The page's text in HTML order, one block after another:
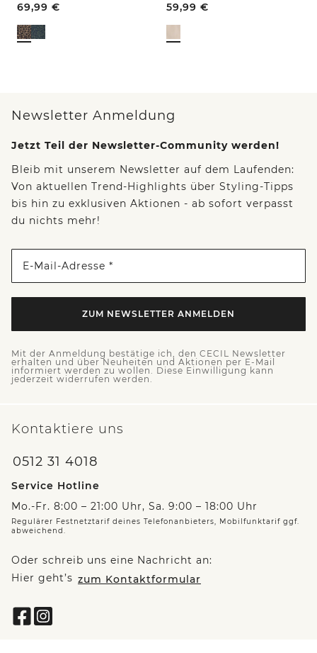
69,99 €
59,99 €
Newsletter Anmeldung
Jetzt Teil der Newsletter-Community werden!
Bleib mit unserem Newsletter auf dem Laufenden:
Von aktuellen Trend-Highlights über Styling-Tipps
bis hin zu exklusiven Aktionen - ab sofort verpasst
du nichts mehr!
E-Mail-Adresse *
ZUM NEWSLETTER ANMELDEN
Mit der Anmeldung bestätige ich, den CECIL Newsletter
erhalten und über Neuheiten und Aktionen per E-Mail
informiert werden zu wollen. Diese Einwilligung kann
jederzeit widerrufen werden.
Kontaktiere uns
0512 31 4018
Service Hotline
Mo.-Fr. 8:00 – 21:00 Uhr, Sa. 9:00 – 18:00 Uhr
Regulärer Festnetztarif deines Telefonanbieters, Mobilfunktarif ggf.
abweichend.
Oder schreib uns eine Nachricht an:
Hier geht’s zum Kontaktformular